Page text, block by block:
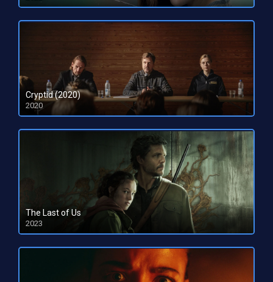
HD 1080pHD 720p
Cryptid (2020)
2020
The Last of Us
2023
HD 1080pHD 720p